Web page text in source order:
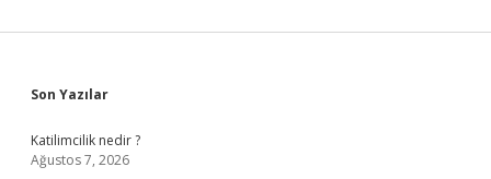
Sidebar
Son Yazılar
Katilimcilik nedir ?
Ağustos 7, 2026